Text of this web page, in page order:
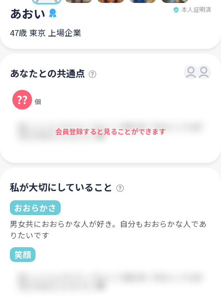
あおい 本人証明済
47歳 東京 上場企業
あなたとの共通点
?? 個
会員登録すると見ることができます
私が大切にしていること
おおらかさ
男女共におおらかな人が好き。自分もおおらかな人であ
りたいです
笑顔